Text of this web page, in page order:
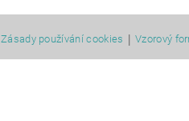
Zásady používání cookies | Vzorový